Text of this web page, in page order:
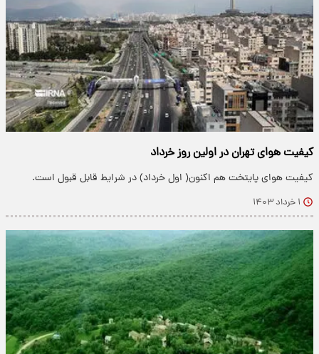
کیفیت هوای تهران در اولین روز خرداد
کیفیت هوای پایتخت هم اکنون( اول خرداد) در شرایط قابل قبول است.
۱ خرداد ۱۴۰۳